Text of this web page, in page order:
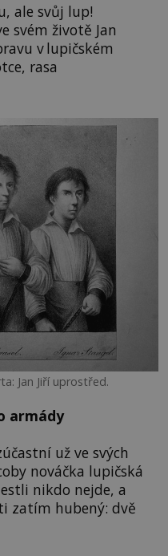
ale svůj lup!
svém životě Jan
v lupičském
rasa
Jan Jiří uprostřed.
armády
už ve svých
nováčka lupičská
nikdo nejde, a
zatím hubený: dvě